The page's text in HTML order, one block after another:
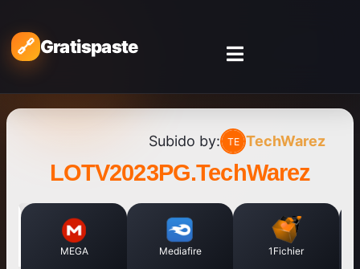
Gratispaste
Subido by: TechWarez
LOTV2023PG.TechWarez
MEGA Mediafire 1Fichier